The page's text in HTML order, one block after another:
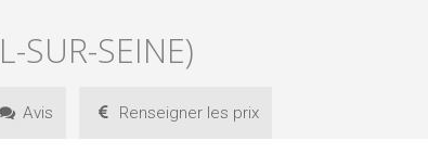
SUR-SEINE)
Avis Renseigner les prix